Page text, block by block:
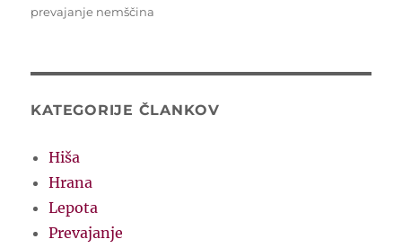
on
prevajanje nemščina
KATEGORIJE ČLANKOV
Hiša
Hrana
Lepota
Prevajanje